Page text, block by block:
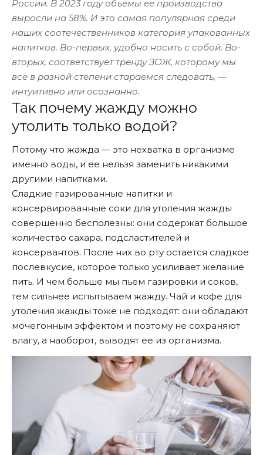
России. В 2023 году объемы ее производства
выросли на 58%. И это самая популярная среди
наших соотечественников категория упакованных
напитков. Во-первых, удобно носить с собой. Во-
вторых, соответствует тренду ЗОЖ, которому мы
все в разной степени стараемся следовать, —
интуитивно или осознанно.
Так почему жажду можно
утолить только водой?
Потому что жажда — это нехватка в организме
именно воды, и ее нельзя заменить никакими
другими напитками.
Сладкие газированные напитки и
консервированные соки для утоления жажды
совершенно бесполезны: они содержат большое
количество сахара, подсластителей и
консервантов. После них во рту остается сладкое
послевкусие, которое только усиливает желание
пить. И чем больше мы пьем газировки и соков,
тем сильнее испытываем жажду. Чай и кофе для
утоления жажды тоже не подходят: они обладают
мочегонным эффектом и поэтому не сохраняют
влагу, а наоборот, выводят ее из организма.